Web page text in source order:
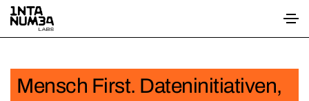
Mensch First. Dateninitiativen,